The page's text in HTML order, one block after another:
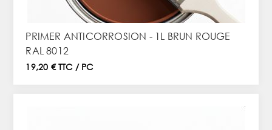
PRIMER ANTICORROSION - 1L BRUN ROUGE
RAL 8012
19,20 € TTC / PC